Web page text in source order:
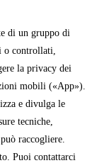
di un gruppo di
o controllati,
la privacy dei
mobili («App»).
e divulga le
tecniche,
raccogliere.
Puoi contattarci